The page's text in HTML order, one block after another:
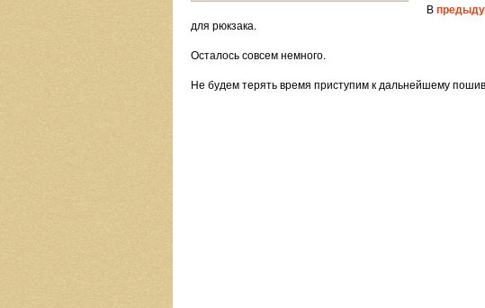
В
для рюкзака.
Осталось совсем немного.
Не будем терять время приступим к дальнейшему